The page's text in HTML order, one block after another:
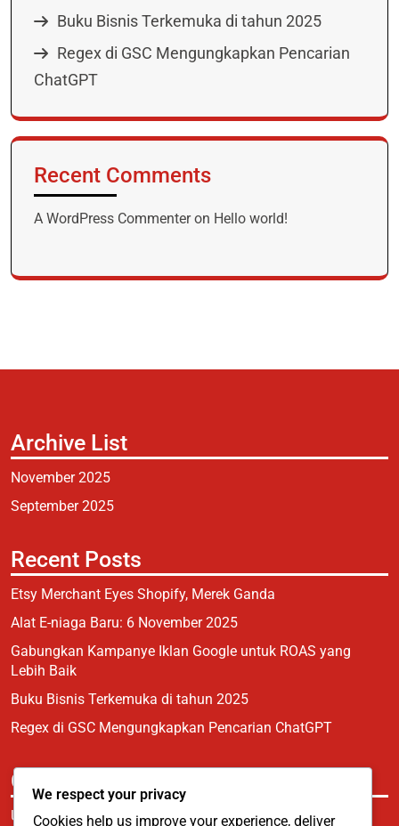
Buku Bisnis Terkemuka di tahun 2025
Regex di GSC Mengungkapkan Pencarian
ChatGPT
Recent Comments
A WordPress Commenteron Hello world!
Archive List
November 2025
September 2025
Recent Posts
Etsy Merchant Eyes Shopify, Merek Ganda
Alat E-niaga Baru: 6 November 2025
Gabungkan Kampanye Iklan Google untuk ROAS yang
Lebih Baik
Buku Bisnis Terkemuka di tahun 2025
Regex di GSC Mengungkapkan Pencarian ChatGPT
Categories
Uncategorized
We respect your privacy
Cookies help us improve your experience, deliver